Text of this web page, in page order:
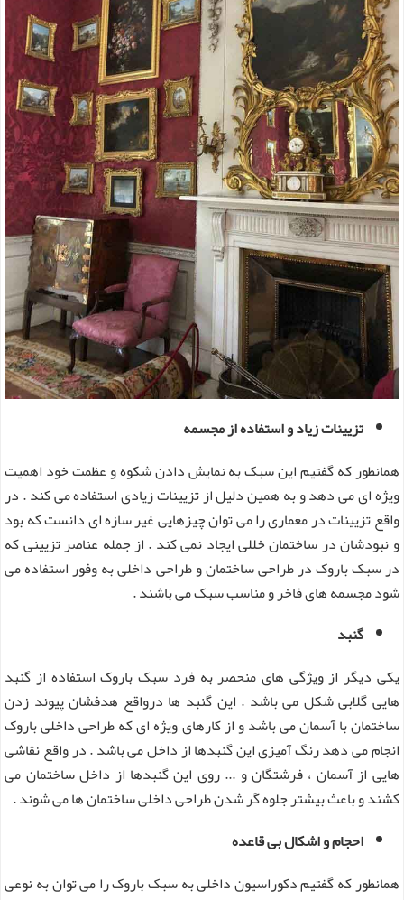
تزیینات زیاد و استفاده از مجسمه
همانطور که گفتیم این سبک به نمایش دادن شکوه و عظمت خود اهمیت
ویژه ای می دهد و به همین دلیل از تزیینات زیادی استفاده می کند . در
واقع تزیینات در معماری را می توان چیزهایی غیر سازه ای دانست که بود
و نبودشان در ساختمان خللی ایجاد نمی کند . از جمله عناصر تزیینی که
در سبک باروک در طراحی ساختمان و طراحی داخلی به وفور استفاده می
شود مجسمه های فاخر و مناسب سبک می باشند .
گنبد
یکی دیگر از ویژگی های منحصر به فرد سبک باروک استفاده از گنبد
هایی گلابی شکل می باشد . این گنبد ها درواقع هدفشان پیوند زدن
ساختمان با آسمان می باشد و از کارهای ویژه ای که طراحی داخلی باروک
انجام می دهد رنگ آمیزی این گنبدها از داخل می باشد . در واقع نقاشی
هایی از آسمان ، فرشتگان و ... روی این گنبدها از داخل ساختمان می
کشند و باعث بیشتر جلوه گر شدن طراحی داخلی ساختمان ها می شوند .
احجام و اشکال بی قاعده
همانطور که گفتیم دکوراسیون داخلی به سبک باروک را می توان به نوعی